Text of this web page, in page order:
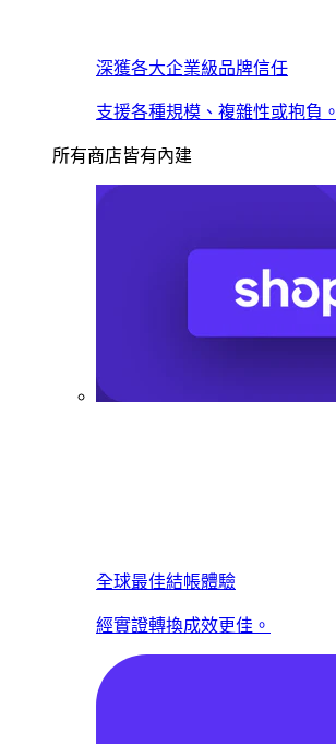
深獲各大企業級品牌信任
支援各種規模、複雜性或抱負。
所有商店皆有內建
全球最佳結帳體驗
經實證轉換成效更佳。